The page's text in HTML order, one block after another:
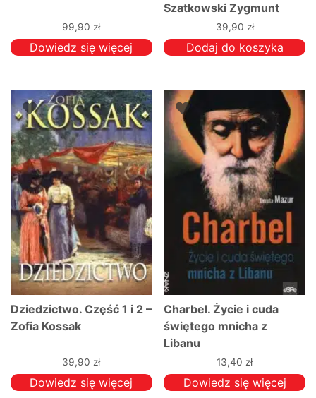
99,90zł
Dowiedz się więcej
Szatkowski Zygmunt
39,90 zł
Dodaj do koszyka
Dziedzictwo. Część 1 i 2 –
Zofia Kossak
39,90 zł
Dowiedz się więcej
Charbel. Życie i cuda
świętego mnicha z
Libanu
13,40 zł
Dowiedz się więcej